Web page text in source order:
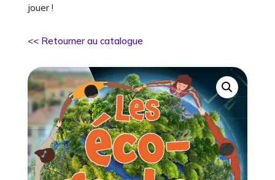
jouer !
<< Retourner au catalogue